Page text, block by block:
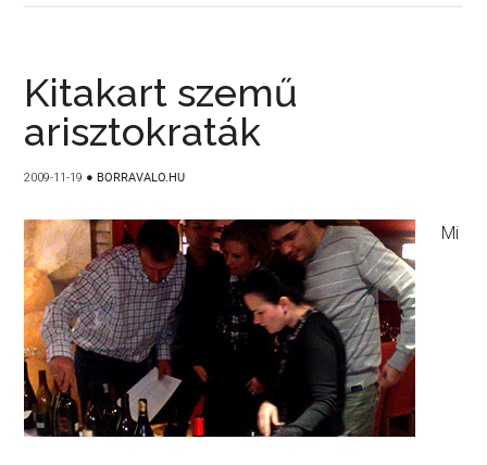
Kitakart szemű
arisztokraták
2009-11-19 ● BORRAVALO.HU
Mi